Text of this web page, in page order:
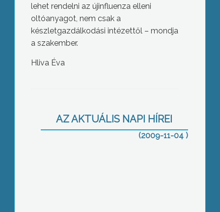
lehet rendelni az újinfluenza elleni
oltóanyagot, nem csak a
készletgazdálkodási intézettől – mondja
a szakember.
Hliva Éva
AZ AKTUÁLIS NAPI HÍREI
(2009-11-04 )
védőoltással